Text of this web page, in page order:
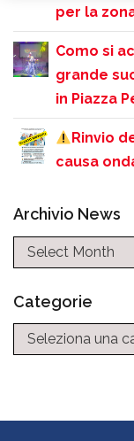
per la
Como si
grande
in Piazza
Rinvio
causa
Archivio News
Categorie
Categorie